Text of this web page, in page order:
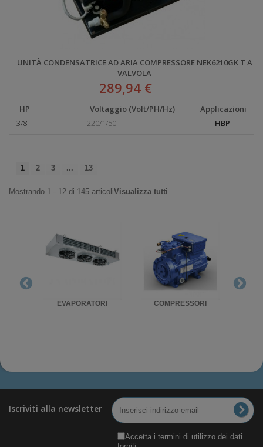
UNITÀ CONDENSATRICE AD ARIA COMPRESSORE NEK6210GK T A
VALVOLA
289,94 €
HP Voltaggio (Volt/PH/Hz)
Applicazioni
3/8
220/1/50 HBP
1 2 3 ... 13
Mostrando 1 - 12 di 145 articoliVisualizza tutti
EVAPORATORI COMPRESSORI
Iscriviti alla newsletter
Accetta i termini di utilizzo dei dati